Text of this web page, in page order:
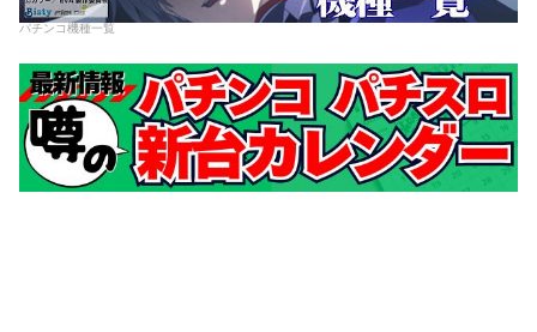
パチンコ機種一覧